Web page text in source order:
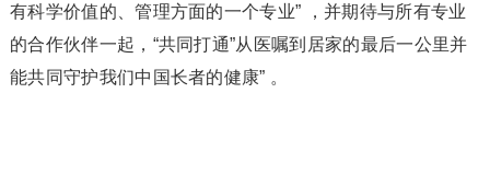
有科学价值的、管理方面的一个专业” ，并期待与所有专业
的合作伙伴一起，“共同打通”从医嘱到居家的最后一公里并
能共同守护我们中国长者的健康” 。